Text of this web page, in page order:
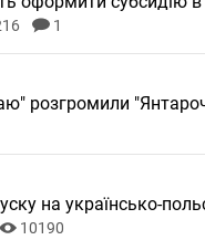
1
розгромили
на українсько-
10190